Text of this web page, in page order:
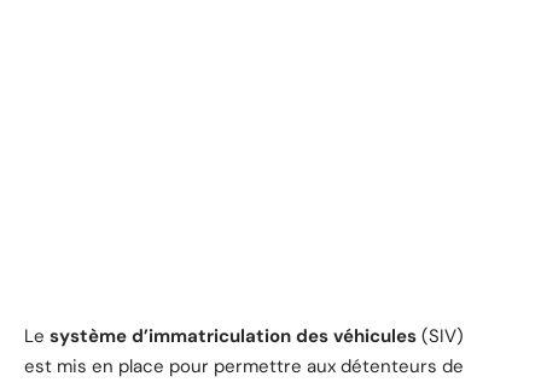
Le système d’immatriculation des véhicules (SIV)
est mis en place pour permettre aux détenteurs de